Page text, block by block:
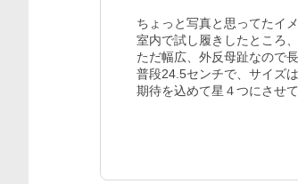
ちょっと写真と思ってたイ
室内で試し履きしたところ
ただ幅広、外反母趾なので
普段24.5センチで、サイズ
期待を込めて星４つにさせ